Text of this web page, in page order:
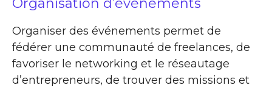
Organisation d’événements
Organiser des événements permet de
fédérer une communauté de freelances, de
favoriser le networking et le réseautage
d’entrepreneurs, de trouver des missions et